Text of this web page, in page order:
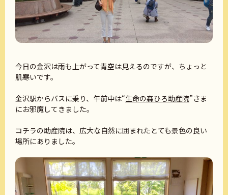
今日の金沢は雨も上がって青空は見えるのですが、ちょっと
肌寒いです。
金沢駅からバスに乗り、午前中は“生命の森ひろ助産院”さま
にお邪魔してきました。
コチラの助産院は、広大な自然に囲まれたとても景色の良い
場所にありました。